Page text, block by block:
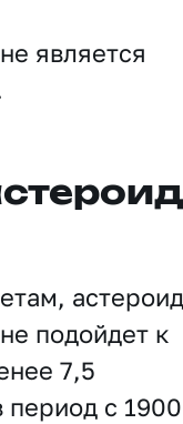
является
астероид
подойдет к
7,5
с 1900